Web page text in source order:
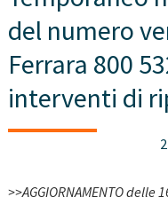
del numero
Ferrara 800
interventi di
>>AGGIORNAMENTO